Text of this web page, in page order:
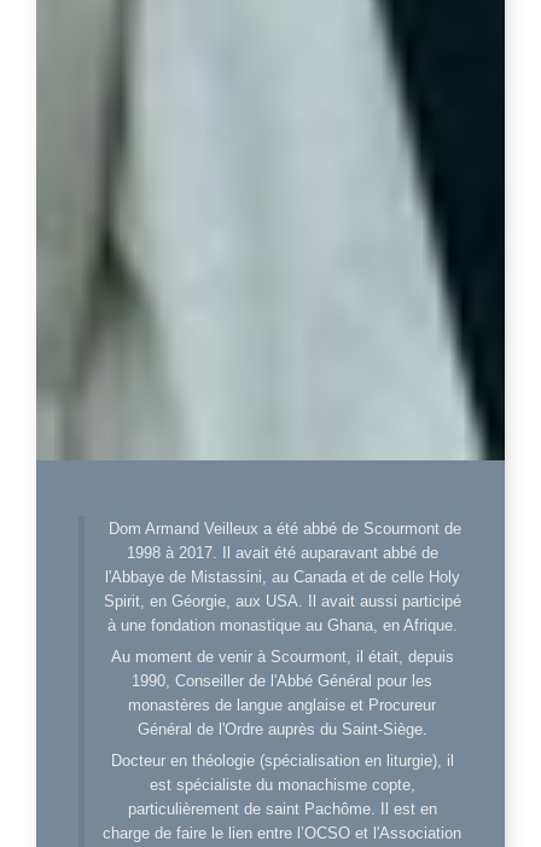
Dom Armand Veilleux a été abbé de Scourmont de
1998 à 2017. Il avait été auparavant abbé de
l'Abbaye de Mistassini, au Canada et de celle Holy
Spirit, en Géorgie, aux USA. Il avait aussi participé
à une fondation monastique au Ghana, en Afrique.
Au moment de venir à Scourmont, il était, depuis
1990, Conseiller de l'Abbé Général pour les
monastères de langue anglaise et Procureur
Général de l'Ordre auprès du Saint-Siège.
Docteur en théologie (spécialisation en liturgie), il
est spécialiste du monachisme copte,
particulièrement de saint Pachôme. Il est en
charge de faire le lien entre l’OCSO et l'Association